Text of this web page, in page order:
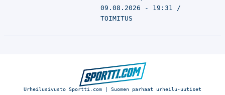
09.08.2026 - 19:31
TOIMITUS
Urheilusivusto Sportti.com | Suomen parhaat urheilu-uutiset